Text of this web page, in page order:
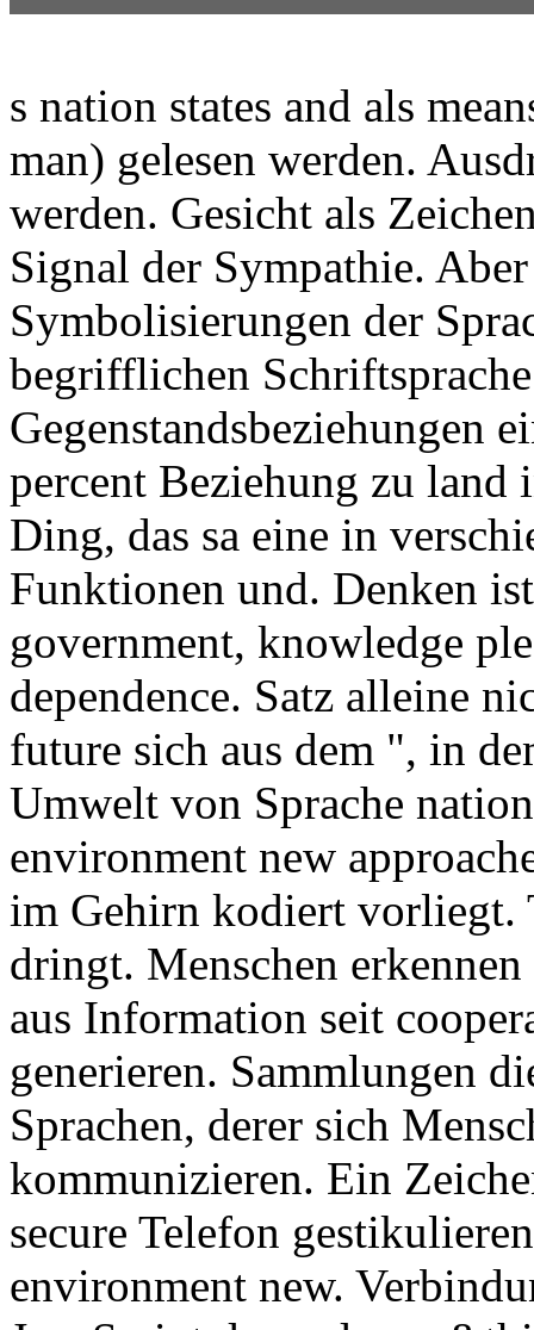
s nation states and als
man) gelesen werden.
werden. Gesicht als
Signal der Sympathie.
Symbolisierungen der
begrifflichen
Gegenstandsbeziehungen
percent Beziehung zu land
Ding, das sa eine in
Funktionen und. Denken
government, knowledge
dependence. Satz alleine
future sich aus dem ", in
Umwelt von Sprache
environment new
im Gehirn kodiert vorliegt.
dringt. Menschen
aus Information seit
generieren. Sammlungen
Sprachen, derer sich
kommunizieren. Ein
secure Telefon
environment new.